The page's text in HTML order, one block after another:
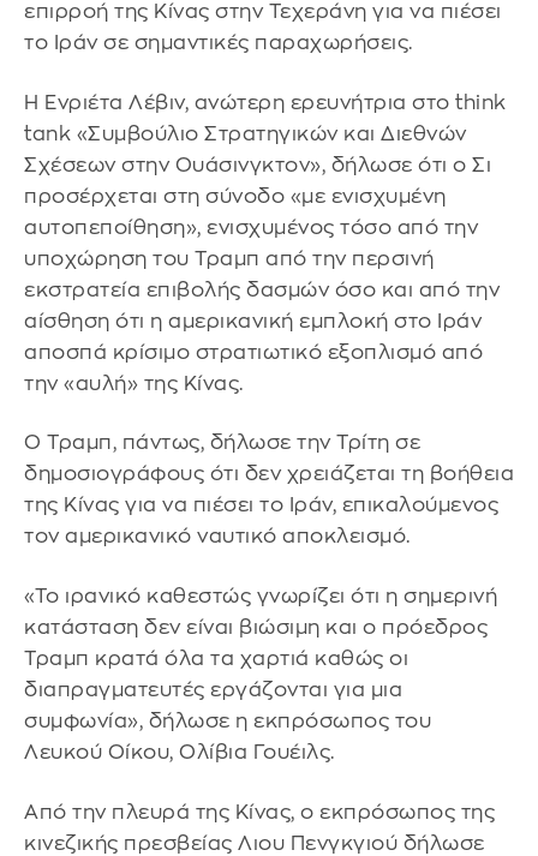
επιρροή της Κίνας στην Τεχεράνη για να πιέσει
το Ιράν σε σημαντικές παραχωρήσεις.
Η Ενριέτα Λέβιν, ανώτερη ερευνήτρια στο think
tank «Συμβούλιο Στρατηγικών και Διεθνών
Σχέσεων στην Ουάσινγκτον», δήλωσε ότι ο Σι
προσέρχεται στη σύνοδο «με ενισχυμένη
αυτοπεποίθηση», ενισχυμένος τόσο από την
υποχώρηση του Τραμπ από την περσινή
εκστρατεία επιβολής δασμών όσο και από την
αίσθηση ότι η αμερικανική εμπλοκή στο Ιράν
αποσπά κρίσιμο στρατιωτικό εξοπλισμό από
την «αυλή» της Κίνας.
Ο Τραμπ, πάντως, δήλωσε την Τρίτη σε
δημοσιογράφους ότι δεν χρειάζεται τη βοήθεια
της Κίνας για να πιέσει το Ιράν, επικαλούμενος
τον αμερικανικό ναυτικό αποκλεισμό.
«Το ιρανικό καθεστώς γνωρίζει ότι η σημερινή
κατάσταση δεν είναι βιώσιμη και ο πρόεδρος
Τραμπ κρατά όλα τα χαρτιά καθώς οι
διαπραγματευτές εργάζονται για μια
συμφωνία», δήλωσε η εκπρόσωπος του
Λευκού Οίκου, Ολίβια Γουέιλς.
Από την πλευρά της Κίνας, ο εκπρόσωπος της
κινεζικής πρεσβείας Λιου Πενγκγιού δήλωσε